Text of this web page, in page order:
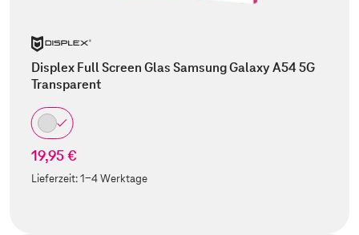
Displex Full Screen Glas Samsung Galaxy A54 5G
Transparent
19,95 €
Lieferzeit:1-4 Werktage